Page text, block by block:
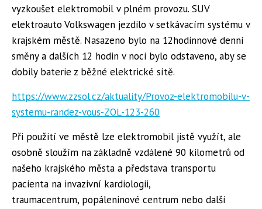
vyzkoušet elektromobil v plném provozu. SUV
elektroauto Volkswagen jezdilo v setkávacím systému v
krajském městě. Nasazeno bylo na 12hodinnové denní
směny a dalších 12 hodin v noci bylo odstaveno, aby se
dobily baterie z běžné elektrické sítě.
https://www.zzsol.cz/aktuality/Provoz-elektromobilu-v-
systemu-randez-vous-ZOL-123-260
Při použití ve městě lze elektromobil jistě využít, ale
osobně sloužím na základně vzdálené 90 kilometrů od
našeho krajského města a představa transportu
pacienta na invazivní kardiologii,
traumacentrum, popáleninové centrum nebo další